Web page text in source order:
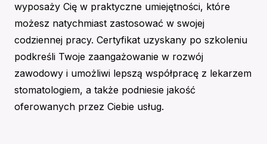
wyposaży Cię w praktyczne umiejętności, które
możesz natychmiast zastosować w swojej
codziennej pracy. Certyfikat uzyskany po szkoleniu
podkreśli Twoje zaangażowanie w rozwój
zawodowy i umożliwi lepszą współpracę z lekarzem
stomatologiem, a także podniesie jakość
oferowanych przez Ciebie usług.